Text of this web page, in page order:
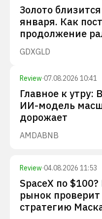
Золото
января. Как
продолжение
GDXGLD
Review·07.08.2026 10:41
Главное к утру:
ИИ-модель
дорожает
AMDABNB
Review·04.08.2026 11:53
SpaceX по
рынок
стратегию